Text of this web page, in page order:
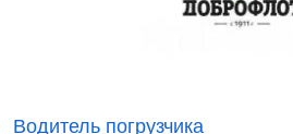
Водитель погрузчика